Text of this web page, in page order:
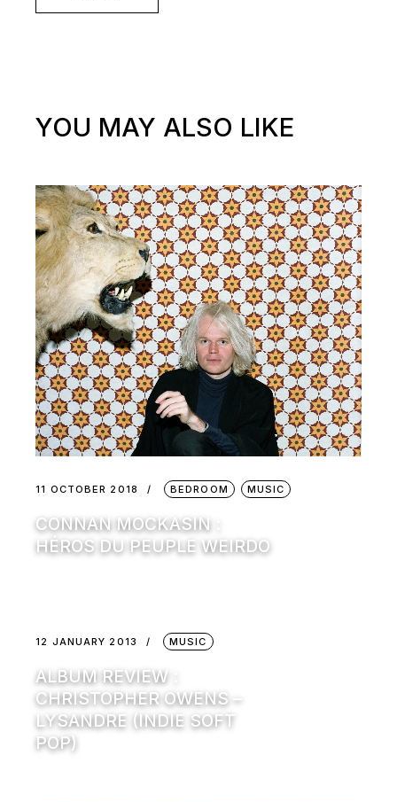
YOU MAY ALSO LIKE
11 OCTOBER 2018 BEDROOM MUSIC
CONNAN MOCKASIN :
HÉROS DU PEUPLE WEIRDO
12 JANUARY 2013 MUSIC
ALBUM REVIEW :
CHRISTOPHER OWENS –
LYSANDRE (INDIE SOFT
POP)